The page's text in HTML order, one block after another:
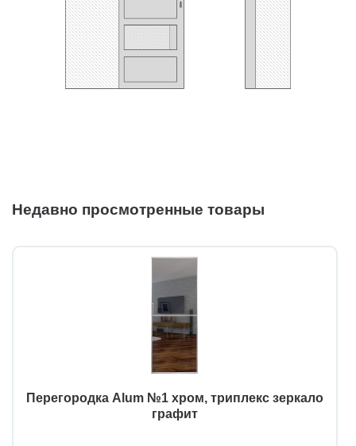
Недавно просмотренные товары
Перегородка Alum №1 хром, триплекс зеркало
графит